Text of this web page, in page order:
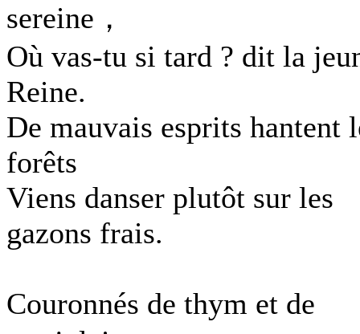
sereine，
Où vas-tu si tard ? dit la
Reine.
De mauvais esprits hantent
forêts
Viens danser plutôt sur les
gazons frais.
Couronnés de thym et de